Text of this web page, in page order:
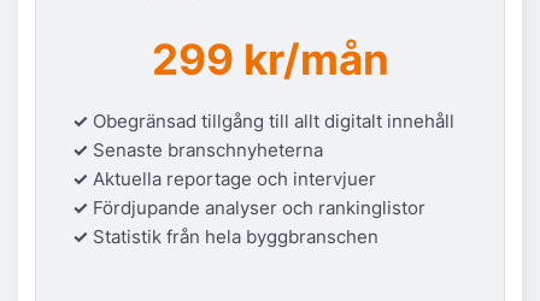
299 kr/mån
✓ Obegränsad tillgång till allt digitalt innehåll
✓ Senaste branschnyheterna
✓ Aktuella reportage och intervjuer
✓ Fördjupande analyser och rankinglistor
✓ Statistik från hela byggbranschen